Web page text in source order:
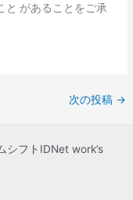
と があることをご承
次の投稿 →
フトIDNet work’s